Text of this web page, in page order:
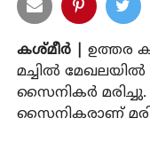
കശ്മീര്‍ |
ഉത്തര
മച്ചില്‍
സൈനികര്‍ മരിച്ചു.
സൈനികരാണ്